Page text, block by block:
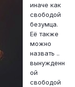
иначе как
свободой
безумца.
Её также
можно
назвать ..
вынужденн
ой
свободой